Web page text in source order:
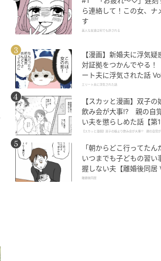
ら連絡して！この女、ナ
す
美人な友達は何でも許される
【漫画】新婚夫に浮気疑
対証拠をつかんでやる！
ート夫に浮気された話
エリート夫に浮気された話
【スカッと漫画】双子の
飲み会が大事!? 親の自
い夫を懲らしめた話【第1
【スカッと漫画】双子の娘より飲み会が大事!? 親の自覚が
「朝からどこ行ってたん
いつまでも子どもの習い
握しない夫【離婚後同居
離婚後同居